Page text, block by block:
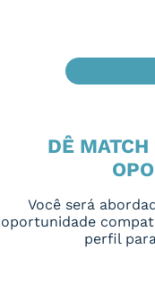
DÊ
Você será
oportunidade
perfil